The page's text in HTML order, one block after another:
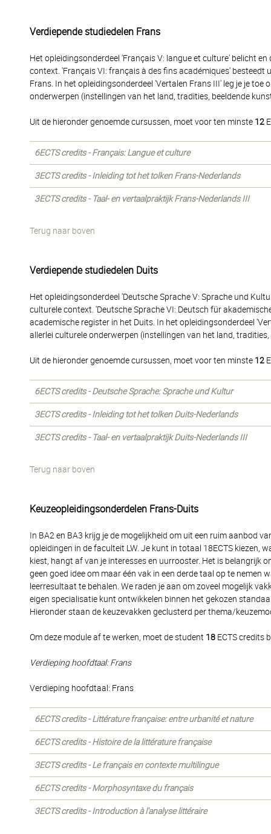
Verdiepende studiedelen Frans
Het opleidingsonderdeel 'Français V: langue et culture' belicht
context. 'Français VI: français à des fins académiques'
Frans. In het opleidingsonderdeel 'Vertalen Frans III' leg je je
onderwerpen (instellingen van het land, tradities, beeldende
Uit de hieronder genoemde cursussen, moet voor ten minste 12
6ECTS credits - Français: Langue et culture
3ECTS credits - Inleiding tot het tolken Frans-Nederlands
3ECTS credits - Taal- en vertaalpraktijk Frans-Nederlands III
Terug naar boven
Verdiepende studiedelen Duits
Het opleidingsonderdeel 'Deutsche Sprache V: Sprache und
culturele context. 'Deutsche Sprache VI: Deutsch für
academische register in het Duits. In het opleidingsonderdeel
allerlei culturele onderwerpen (instellingen van het land,
Uit de hieronder genoemde cursussen, moet voor ten minste 12
6ECTS credits - Deutsche Sprache: Sprache und Kultur
3ECTS credits - Inleiding tot het tolken Duits-Nederlands
3ECTS credits - Taal- en vertaalpraktijk Duits-Nederlands III
Terug naar boven
Keuzeopleidingsonderdelen Frans-Duits
In BA2 en BA3 krijg je de mogelijkheid om uit een ruim aanbod
opleidingen in de faculteit LW. Je kunt in totaal 18ECTS kiezen,
kiest, hangt af van je interesses en uurrooster. Het is belangrijk
geen goed idee om maar één vak in een derde taal op te
leerresultaat te behalen. We raden je aan om zoveel mogelijk
eigen specialisatie kunt ontwikkelen binnen het gekozen
Hieronder staan de keuzevakken geclusterd per thema/
Om deze module af te werken, moet de student 18 ECTS credits
Verdieping hoofdtaal: Frans
Verdieping hoofdtaal: Frans
6ECTS credits - Littérature française: entre urbanité et nature
6ECTS credits - Histoire de la littérature française
3ECTS credits - Le français en contexte multilingue
6ECTS credits - Morphosyntaxe du français
3ECTS credits - Introduction à l'analyse littéraire